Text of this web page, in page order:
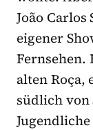
João
eigener
Fernsehen.
alten Roça,
südlich von